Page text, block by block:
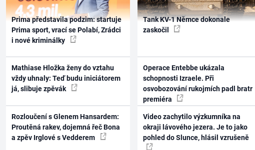
Prima představila podzim: startuje
Prima sport, vrací se Polabí, Zrádci
i nové kriminálky
Mathiase Hložka ženy do vztahu
vždy uhnaly: Teď budu iniciátorem
já, slibuje zpěvák
Rozloučení s Glenem Hansardem:
Proutěná rakev, dojemná řeč Bona
a zpěv Irglové s Vedderem
Tank KV-1 Němce dokonale
zaskočil
Operace Entebbe ukázala
schopnosti Izraele. Při
osvobozování rukojmích padl bratr
premiéra
Video zachytilo výzkumníka na
okraji lávového jezera. Je to jako
pohled do Slunce, hlásil vzrušeně